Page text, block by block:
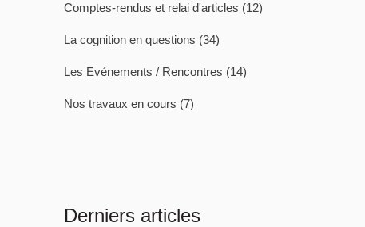
Comptes-rendus et relai d'articles (12)
La cognition en questions (34)
Les Evénements / Rencontres (14)
Nos travaux en cours (7)
Derniers articles